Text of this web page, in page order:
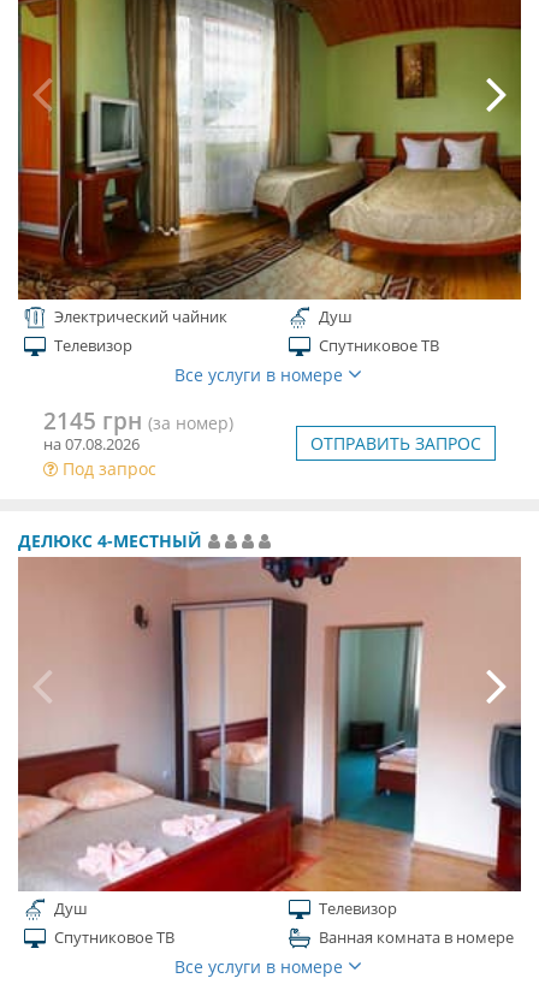
Электрический чайник
Душ
Телевизор
Спутниковое ТВ
Все услуги в номере
2145 грн (за номер)
на 07.08.2026
Под запрос
ОТПРАВИТЬ ЗАПРОС
ДЕЛЮКС 4-МЕСТНЫЙ
Душ
Телевизор
Спутниковое ТВ
Ванная комната в номере
Все услуги в номере